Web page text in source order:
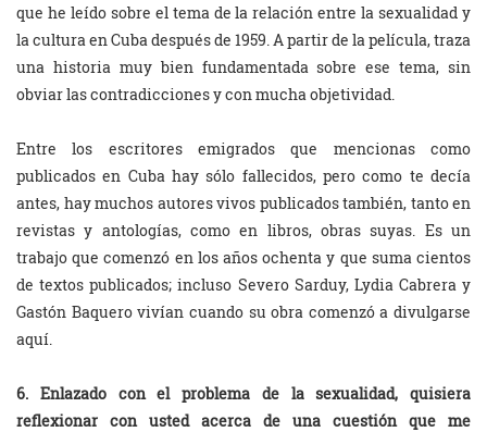
que he leído sobre el tema de la relación entre la sexualidad y
la cultura en Cuba después de 1959. A partir de la película, traza
una historia muy bien fundamentada sobre ese tema, sin
obviar las contradicciones y con mucha objetividad.
Entre los escritores emigrados que mencionas como
publicados en Cuba hay sólo fallecidos, pero como te decía
antes, hay muchos autores vivos publicados también, tanto en
revistas y antologías, como en libros, obras suyas. Es un
trabajo que comenzó en los años ochenta y que suma cientos
de textos publicados; incluso Severo Sarduy, Lydia Cabrera y
Gastón Baquero vivían cuando su obra comenzó a divulgarse
aquí.
6. Enlazado con el problema de la sexualidad, quisiera
reflexionar con usted acerca de una cuestión que me